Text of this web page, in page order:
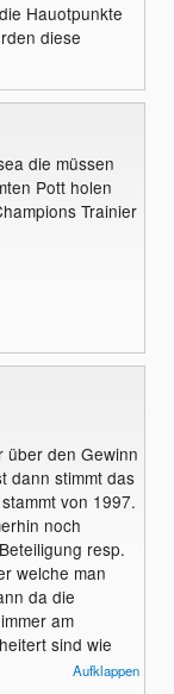
Hauotpunkte
diese
die müssen
Pott holen
Trainier
über den Gewinn
dann stimmt das
von 1997.
noch
resp.
welche man
da die
am
sind wie
Mailand oder
Aufklappen